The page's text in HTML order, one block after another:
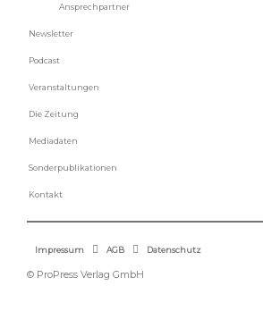
Ansprechpartner
Newsletter
Podcast
Veranstaltungen
Die Zeitung
Mediadaten
Sonderpublikationen
Kontakt
Impressum AGB Datenschutz
© ProPress Verlag GmbH